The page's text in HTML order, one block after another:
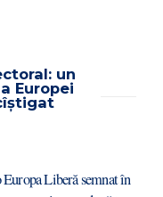
un
Europei
Liberă semnat în